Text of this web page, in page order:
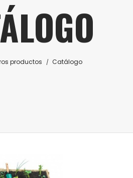
productos Catálogo